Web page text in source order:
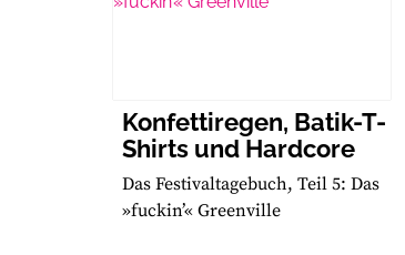
Konfettiregen, Batik-T-
Shirts und Hardcore
Das Festivaltagebuch, Teil 5: Das
»fuckin’« Greenville